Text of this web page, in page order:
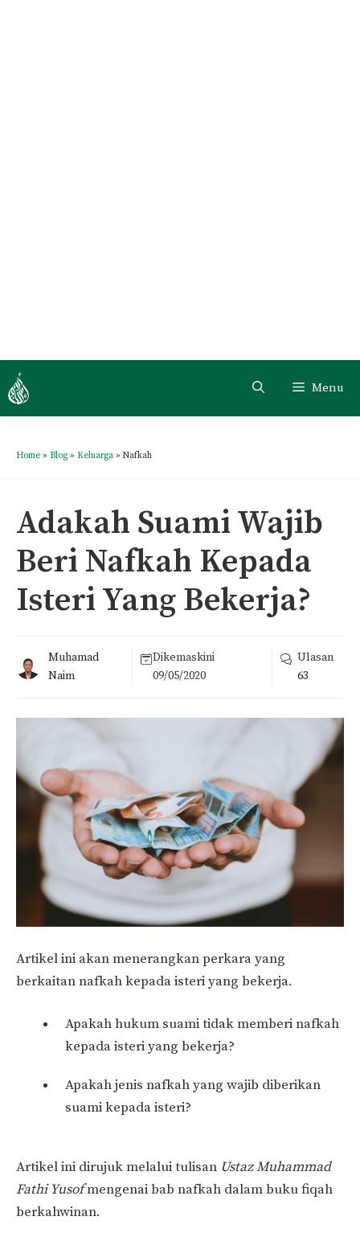
Menu
Home » Blog » Keluarga » Nafkah
Adakah Suami Wajib
Beri Nafkah Kepada
Isteri Yang Bekerja?
Muhamad
Naim
Dikemaskini
09/05/2020
Ulasan
63
Artikel ini akan menerangkan perkara yang
berkaitan nafkah kepada isteri yang bekerja.
Apakah hukum suami tidak memberi nafkah
kepada isteri yang bekerja?
Apakah jenis nafkah yang wajib diberikan
suami kepada isteri?
Artikel ini dirujuk melalui tulisan Ustaz Muhammad
Fathi Yusofmengenai bab nafkah dalam buku fiqah
berkahwinan.